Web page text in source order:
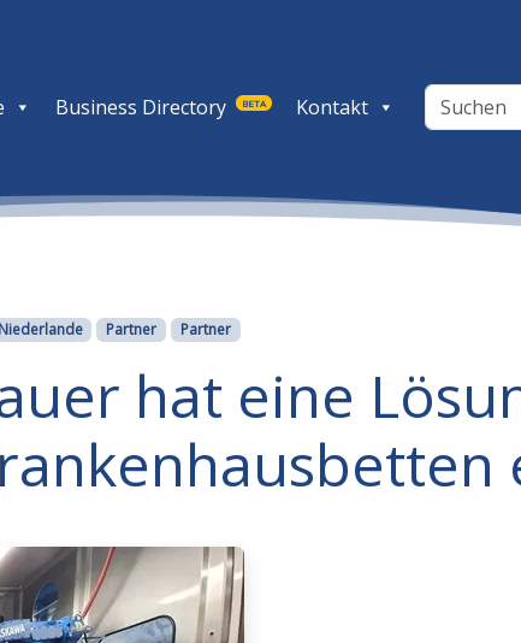
Business Directory BETA Kontakt
Partner Partner
hat eine